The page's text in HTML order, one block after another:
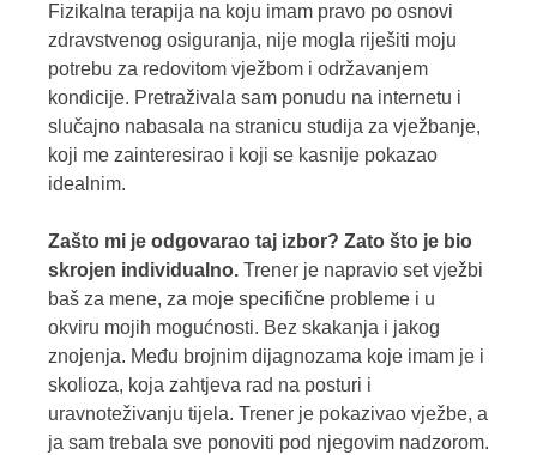
Fizikalna terapija na koju imam pravo po osnovi
zdravstvenog osiguranja, nije mogla riješiti moju
potrebu za redovitom vježbom i održavanjem
kondicije. Pretraživala sam ponudu na internetu i
slučajno nabasala na stranicu studija za vježbanje,
koji me zainteresirao i koji se kasnije pokazao
idealnim.
Zašto mi je odgovarao taj izbor? Zato što je bio
skrojen individualno. Trener je napravio set vježbi
baš za mene, za moje specifične probleme i u
okviru mojih mogućnosti. Bez skakanja i jakog
znojenja. Među brojnim dijagnozama koje imam je i
skolioza, koja zahtjeva rad na posturi i
uravnoteživanju tijela. Trener je pokazivao vježbe, a
ja sam trebala sve ponoviti pod njegovim nadzorom.